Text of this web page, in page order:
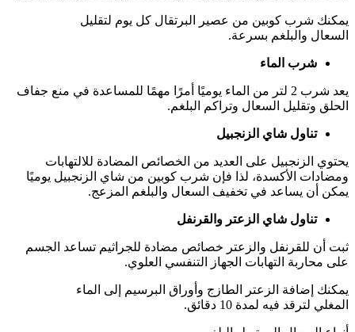
يمكنك شرب كوبين من عصير البرتقال كل يوم لتقليل
السعال والبلغم بسرعة.
شرب الماء
يعد شرب 2 لتر من الماء يوميًا أمرًا مهمًا للمساعدة في منع جفاف
الحلق وتقليل السعال وتراكم البلغم.
تناول شاي الزنجبيل
يحتوي الزنجبيل على العديد من الخصائص المضادة للالتهابات
ومضادات الأكسدة، لذا فإن شرب كوبين من شاي الزنجبيل يوميًا
يمكن أن يساعد في تخفيف السعال والبلغم المزعج.
تناول شاي الزعتر والقرنفل
ثبت أن للقرنفل والزعتر خصائص مضادة للجراثيم تساعد الجسم
على محاربة التهابات الجهاز التنفسي العلوي.
يمكنك إضافة الزعتر الطازج وأوراق البرسيم إلى الماء
المغلي لترقد فيه لمدة 10 دقائق.